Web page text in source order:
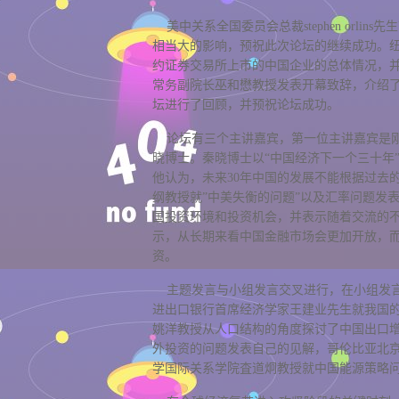
美中关系全国委员会总裁stephen orlins先
相当大的影响，预祝此次论坛的继续成功。
约证券交易所上市的中国企业的总体情况，
常务副院长巫和懋教授发表开幕致辞，介绍
坛进行了回顾，并预祝论坛成功。
论坛有三个主讲嘉宾，第一位主讲嘉宾是
晓博士。秦晓博士以“中国经济下一个三十
他认为，未来30年中国的发展不能根据过去
纲教授就”中美失衡的问题”以及汇率问题发
国投资环境和投资机会，并表示随着交流的
示，从长期来看中国金融市场会更加开放，
资。
主题发言与小组发言交叉进行，在小组发
进出口银行首席经济学家王建业先生就我国
姚洋教授从人口结构的角度探讨了中国出口
外投资的问题发表自己的见解，哥伦比亚北
学国际关系学院査道炯教授就中国能源策略